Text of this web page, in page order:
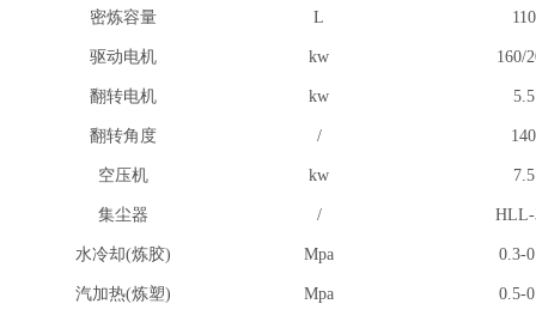
密炼容量 L 110
驱动电机 kw 160/
翻转电机 kw 5.5
翻转角度 / 140
空压机 kw 7.5
集尘器 / HLL-
水冷却(炼胶) Mpa 0.3-
汽加热(炼塑) Mpa 0.5-